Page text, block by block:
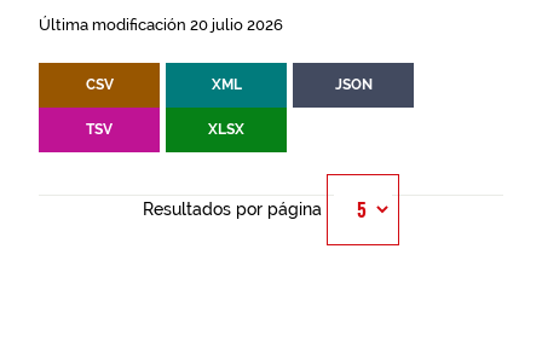
Última modificación 20 julio 2026
CSV XML JSON
TSV XLSX
Resultados por página